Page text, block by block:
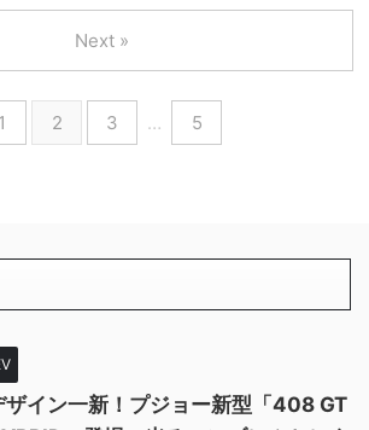
1 2 3 … 5
Next »
ザイン一新！プジョー新型「408 GT